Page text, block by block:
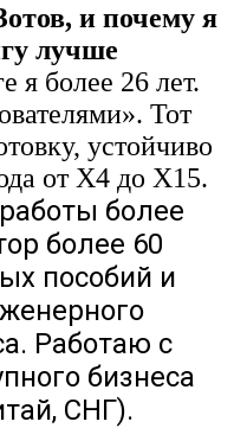
и почему я
лучше
я более 26 лет.
Тот
устойчиво
от Х4 до Х15.
более
более 60
пособий и
Работаю с
бизнеса
СНГ).